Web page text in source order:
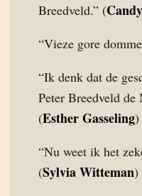
Breedveld.” (
“Vieze gore
“Ik denk dat de
Peter Breedveld
(Esther Gasseling)
“Nu weet ik het
(Sylvia Witteman)